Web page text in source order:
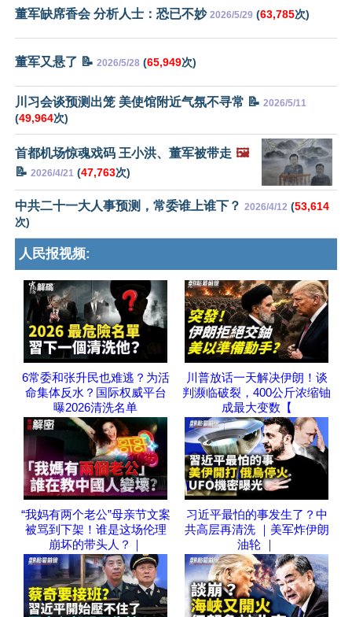
董军缺席香会 分析人士：恐已不妙 2026/5/29 (63,785次)
董军又悬了 📝 2026/5/28 (65,949次)
川习会谈预测出笼 美使馆附近气氛不寻常 📝 2026/5/11
(49,964次)
首都机场惊魂戏码 王小洪、董军被带走 🖼️
📝 2026/4/21 (47,763次)
中共二十一大人事预测，常委谁上谁下？ 2026/4/12 (53,614
次)
人民报视频:
6常委和张升民也难逃？为活
命集体反水？国际权威平台
曝2026清洗名单
川普放话一天解决伊朗！谈
判濒临破裂，400公斤浓缩铀
成最大变数【
“我妈有两个老公”母亲节文案
被骂到下架！谁是这场伦理
崩坏的带头人？｜
习近平最怕的事发生了？中
共高层再清洗 ｜美军炸伊朗
油轮 ｜